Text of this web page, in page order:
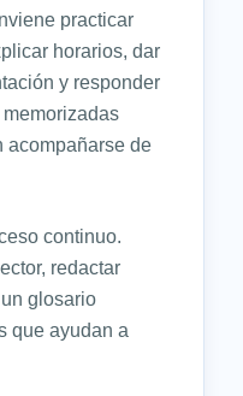
practicar
horarios, dar
y responder
acompañarse de
continuo.
redactar
glosario
que ayudan a